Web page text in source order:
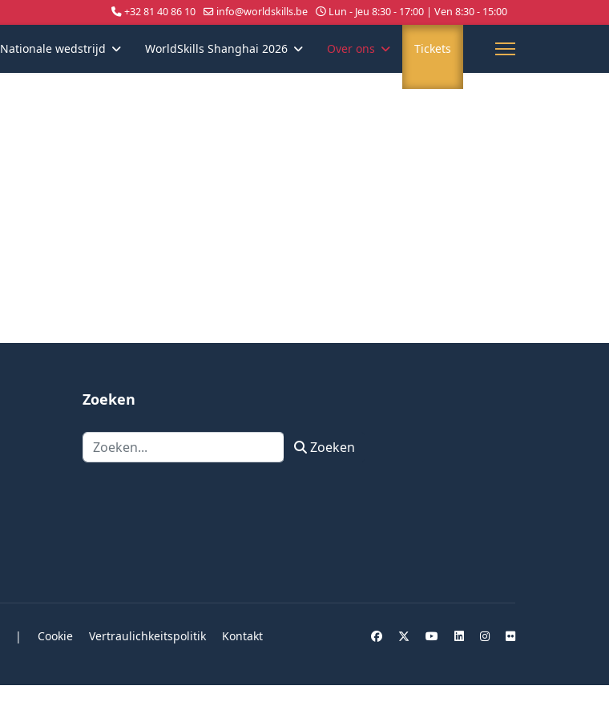
+32 81 40 86 10 info@worldskills.be Lun - Jeu 8:30 - 17:00 | Ven 8:30 - 15:00
Nationale wedstrijd WorldSkills Shanghai 2026 Over ons Tickets
Zoeken
Zoeken Zoeken
| Cookie Vertraulichkeitspolitik
Kontakt